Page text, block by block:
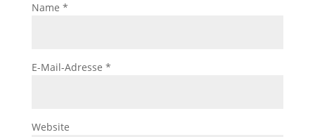
Name *
E-Mail-Adresse *
Website